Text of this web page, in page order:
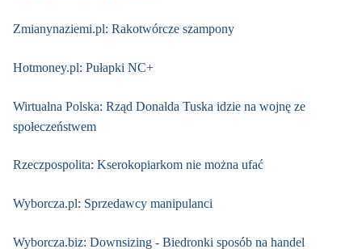
Zmianynaziemi.pl: Rakotwórcze szampony
Hotmoney.pl: Pułapki NC+
Wirtualna Polska: Rząd Donalda Tuska idzie na wojnę ze
społeczeństwem
Rzeczpospolita: Kserokopiarkom nie można ufać
Wyborcza.pl: Sprzedawcy manipulanci
Wyborcza.biz: Downsizing - Biedronki sposób na handel